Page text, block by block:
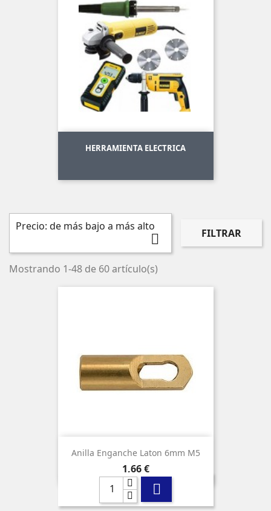
HERRAMIENTA ELECTRICA
Precio: de más bajo a más alto
 FILTRAR
Mostrando 1-48 de 60 artículo(s)
Anilla Enganche Laton 6mm M5
Precio
1,66 €
